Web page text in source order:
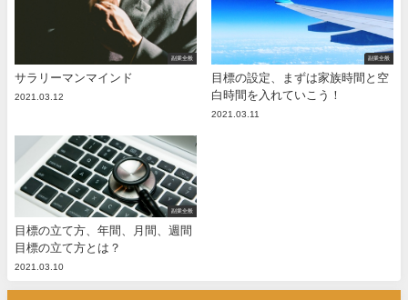
副業全般
サラリーマンマインド
2021.03.12
副業全般
目標の設定、まずは家族時間と空
白時間を入れていこう！
2021.03.11
副業全般
目標の立て方、年間、月間、週間
目標の立て方とは？
2021.03.10